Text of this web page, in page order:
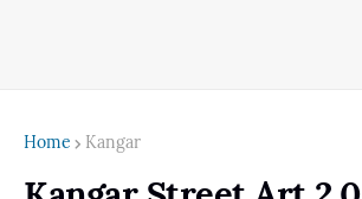
Home Kangar